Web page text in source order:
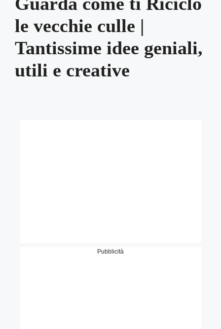
le vecchie culle |
Tantissime idee geniali,
utili e creative
Pubblicità